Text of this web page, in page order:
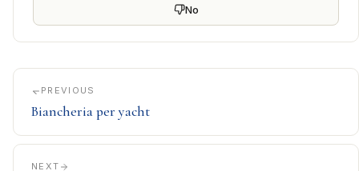
No
PREVIOUS
Biancheria per yacht
NEXT